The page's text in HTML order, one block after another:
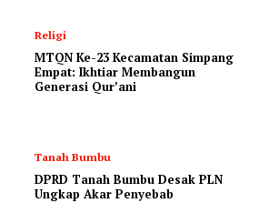
Religi
MTQN Ke-23 Kecamatan Simpang
Empat: Ikhtiar Membangun
Generasi Qur’ani
Tanah Bumbu
DPRD Tanah Bumbu Desak PLN
Ungkap Akar Penyebab